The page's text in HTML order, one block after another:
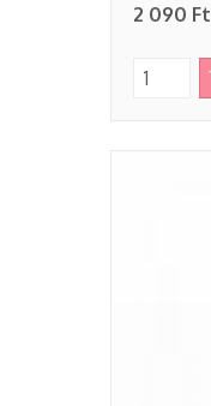
2 090 Ft